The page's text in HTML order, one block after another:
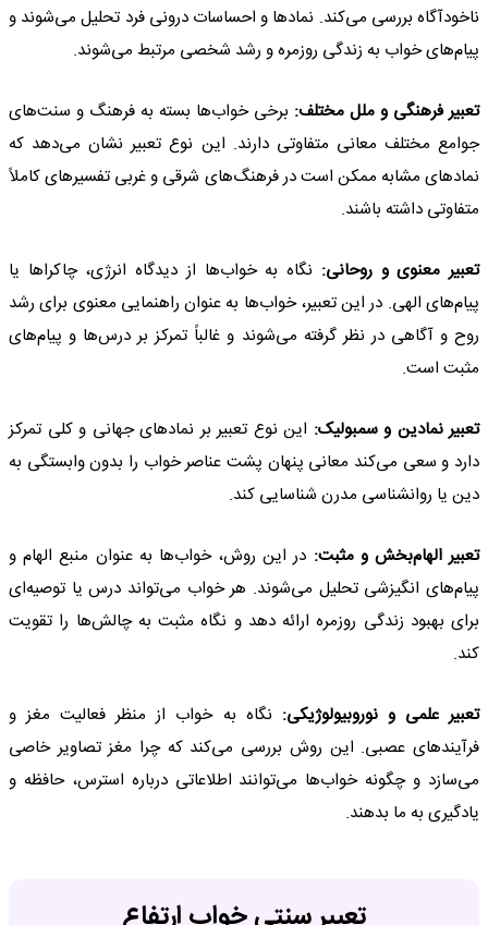
ناخودآگاه بررسی می‌کند. نمادها و احساسات درونی فرد تحلیل می‌شوند و
پیام‌های خواب به زندگی روزمره و رشد شخصی مرتبط می‌شوند.
تعبیر فرهنگی و ملل مختلف: برخی خواب‌ها بسته به فرهنگ و سنت‌های
جوامع مختلف معانی متفاوتی دارند. این نوع تعبیر نشان می‌دهد که
نمادهای مشابه ممکن است در فرهنگ‌های شرقی و غربی تفسیرهای کاملاً
متفاوتی داشته باشند.
تعبیر معنوی و روحانی: نگاه به خواب‌ها از دیدگاه انرژی، چاکراها یا
پیام‌های الهی. در این تعبیر، خواب‌ها به عنوان راهنمایی معنوی برای رشد
روح و آگاهی در نظر گرفته می‌شوند و غالباً تمرکز بر درس‌ها و پیام‌های
مثبت است.
تعبیر نمادین و سمبولیک: این نوع تعبیر بر نمادهای جهانی و کلی تمرکز
دارد و سعی می‌کند معانی پنهان پشت عناصر خواب را بدون وابستگی به
دین یا روانشناسی مدرن شناسایی کند.
تعبیر الهام‌بخش و مثبت: در این روش، خواب‌ها به عنوان منبع الهام و
پیام‌های انگیزشی تحلیل می‌شوند. هر خواب می‌تواند درس یا توصیه‌ای
برای بهبود زندگی روزمره ارائه دهد و نگاه مثبت به چالش‌ها را تقویت
کند.
تعبیر علمی و نوروبیولوژیکی: نگاه به خواب از منظر فعالیت مغز و
فرآیندهای عصبی. این روش بررسی می‌کند که چرا مغز تصاویر خاصی
می‌سازد و چگونه خواب‌ها می‌توانند اطلاعاتی درباره استرس، حافظه و
یادگیری به ما بدهند.